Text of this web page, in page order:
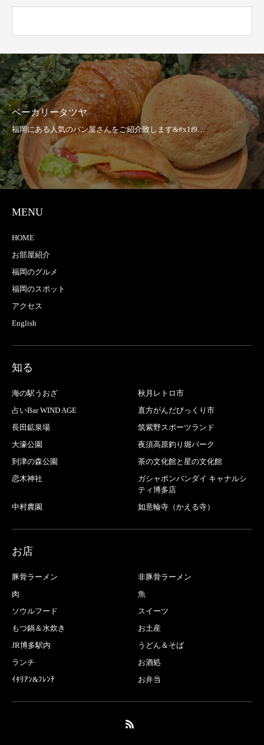
ベーカリータツヤ
MENU
HOME
お部屋紹介
福岡のグルメ
福岡のスポット
アクセス
English
知る
海の駅うおざ
秋月レトロ市
占いBar WIND AGE
直方がんだびっくり市
長田鉱泉場
筑紫野スポーツランド
大濠公園
夜須高原釣り堀パーク
到津の森公園
茶の文化館と星の文化館
恋木神社
ガシャポンバンダイ キャナルシ
ティ博多店
中村農園
如意輪寺（かえる寺）
お店
豚骨ラーメン
非豚骨ラーメン
肉
魚
ソウルフード
スイーツ
もつ鍋＆水炊き
お土産
JR博多駅内
うどん＆そば
ランチ
お酒処
ｲﾀﾘｱﾝ&ﾌﾚﾝﾁ
お弁当